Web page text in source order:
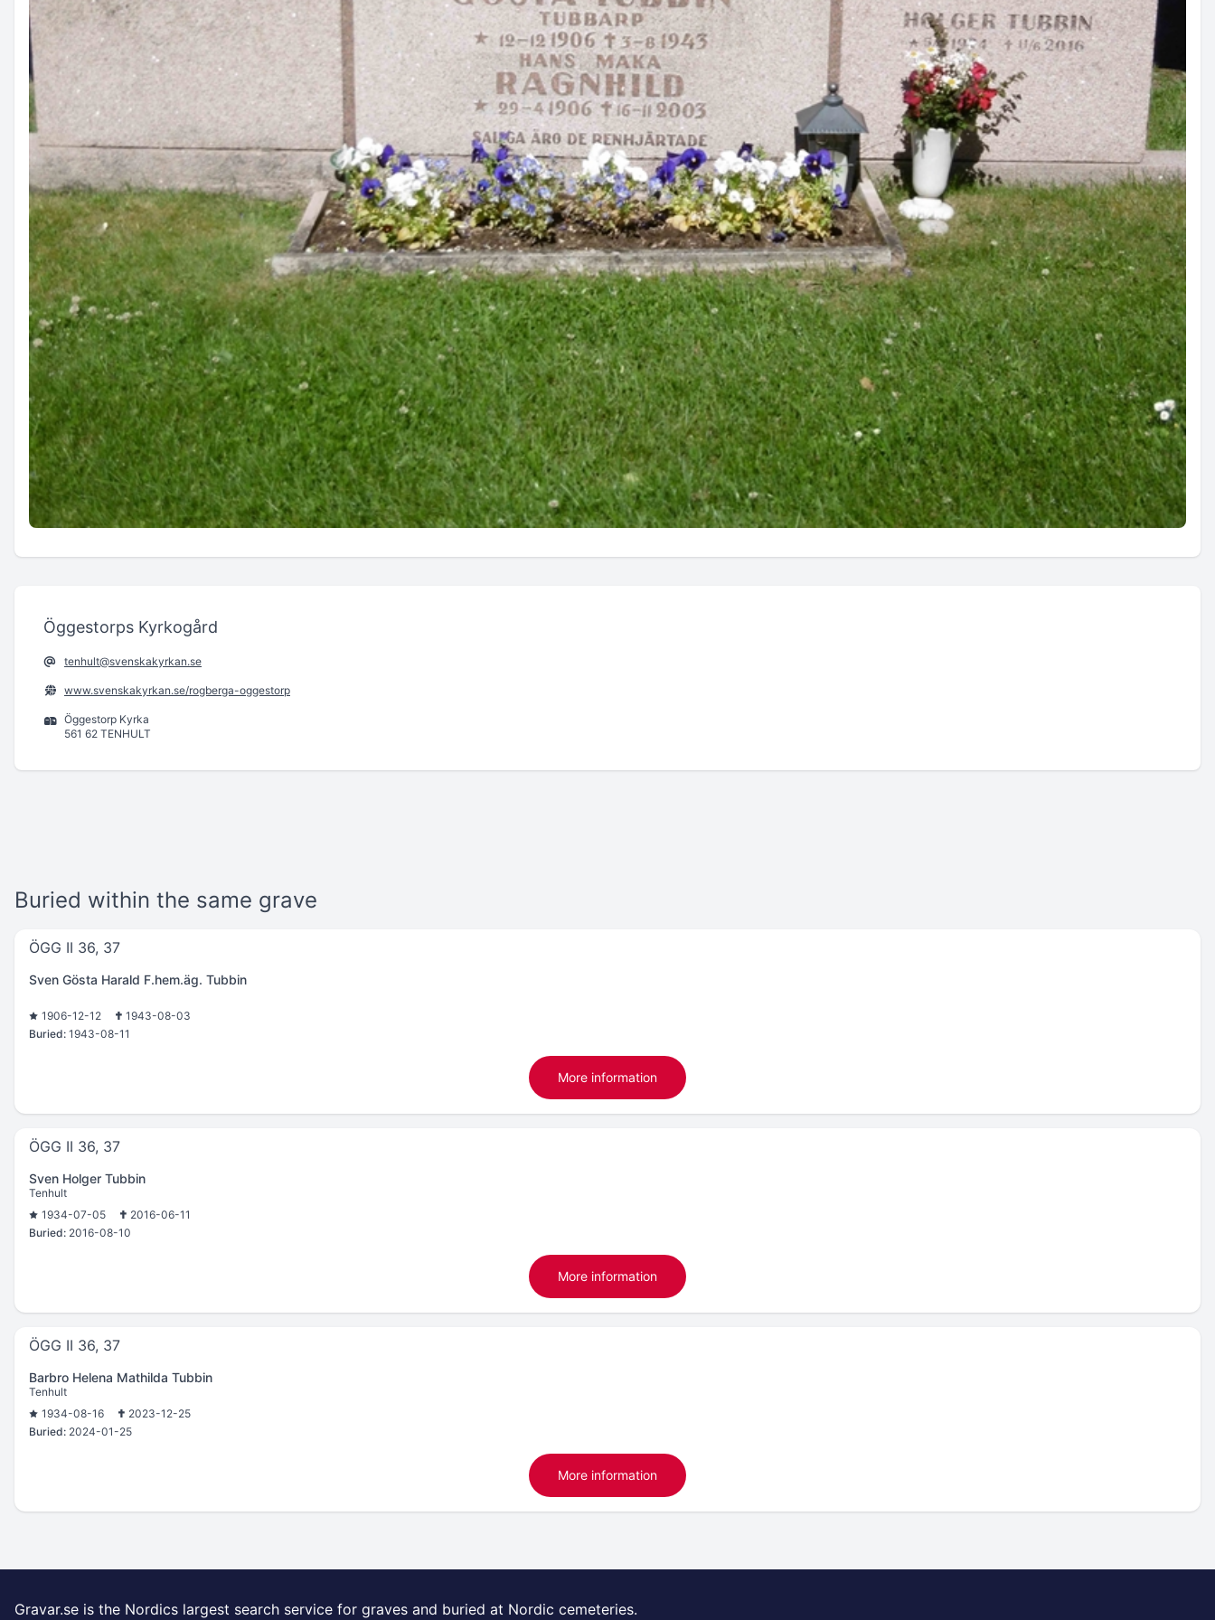
Öggestorps Kyrkogård
tenhult@svenskakyrkan.se
www.svenskakyrkan.se/rogberga-oggestorp
Öggestorp Kyrka
561 62 TENHULT
Buried within the same grave
ÖGG II 36, 37
Sven Gösta Harald F.hem.äg. Tubbin
1906-12-12
1943-08-03
Buried: 1943-08-11
More information
ÖGG II 36, 37
Sven Holger Tubbin
Tenhult
1934-07-05
2016-06-11
Buried: 2016-08-10
More information
ÖGG II 36, 37
Barbro Helena Mathilda Tubbin
Tenhult
1934-08-16
2023-12-25
Buried: 2024-01-25
More information
Gravar.se is the Nordics largest search service for graves and buried at Nordic cemeteries.